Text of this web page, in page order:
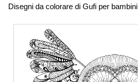
Disegni da colorare di Gufi per bambini